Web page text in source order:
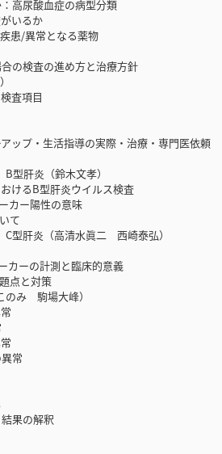
高尿酸血症の病型分類
いるか
患/異常となる薬物
の検査の進め方と治療方針
査項目
プ・生活指導の実際・治療・専門医依頼
肝炎（鈴木文孝）
るB型肝炎ウイルス検査
ー陽性の意味
て
型肝炎（高清水眞二 西崎泰弘）
ーの計測と臨床的意義
点と対策
のみ 駒場大峰）
常
果の解釈